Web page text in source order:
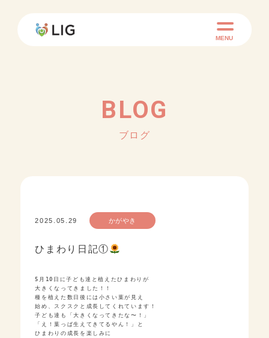
MENU
BLOG
ブログ
2025.05.29 かがやき
ひまわり日記①
5月10日に子ども達と植えたひまわりが
大きくなってきました！！
種を植えた数日後には小さい葉が見え
始め、スクスクと成長してくれています！
子ども達も「大きくなってきたな〜！」
「え！葉っぱ生えてきてるやん！」と
ひまわりの成長を楽しみに